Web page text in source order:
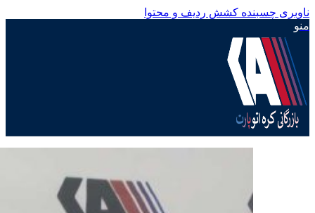
ناوبری چسبنده کشش ردیف و محتوا
منو